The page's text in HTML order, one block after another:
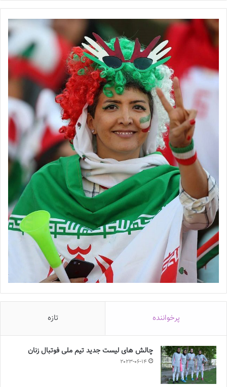
پرخواننده تازه
چالش هاى ليست جدید تيم ملى فوتبال زنان
2023-06-14